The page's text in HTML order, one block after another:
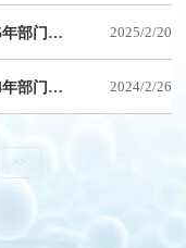
合肥综合性国家科学中心大健康研究院2025年部门预算 2025/2/20
合肥综合性国家科学中心大健康研究院2024年部门预算 2024/2/26
>>